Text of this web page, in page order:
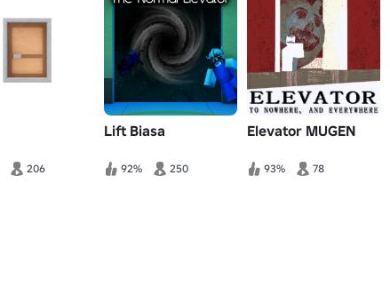
206
Lift Biasa
92% 250
Elevator MUGEN
93% 78